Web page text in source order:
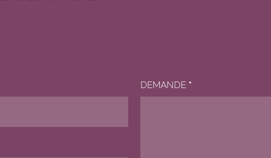
DEMANDE *